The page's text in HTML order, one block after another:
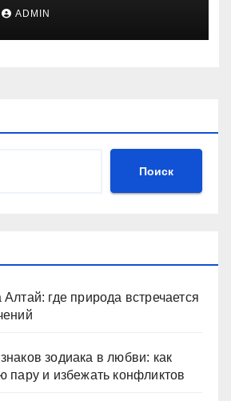
ADMIN
Поиск
где природа встречается
зодиака в любви: как
пару и избежать конфликтов